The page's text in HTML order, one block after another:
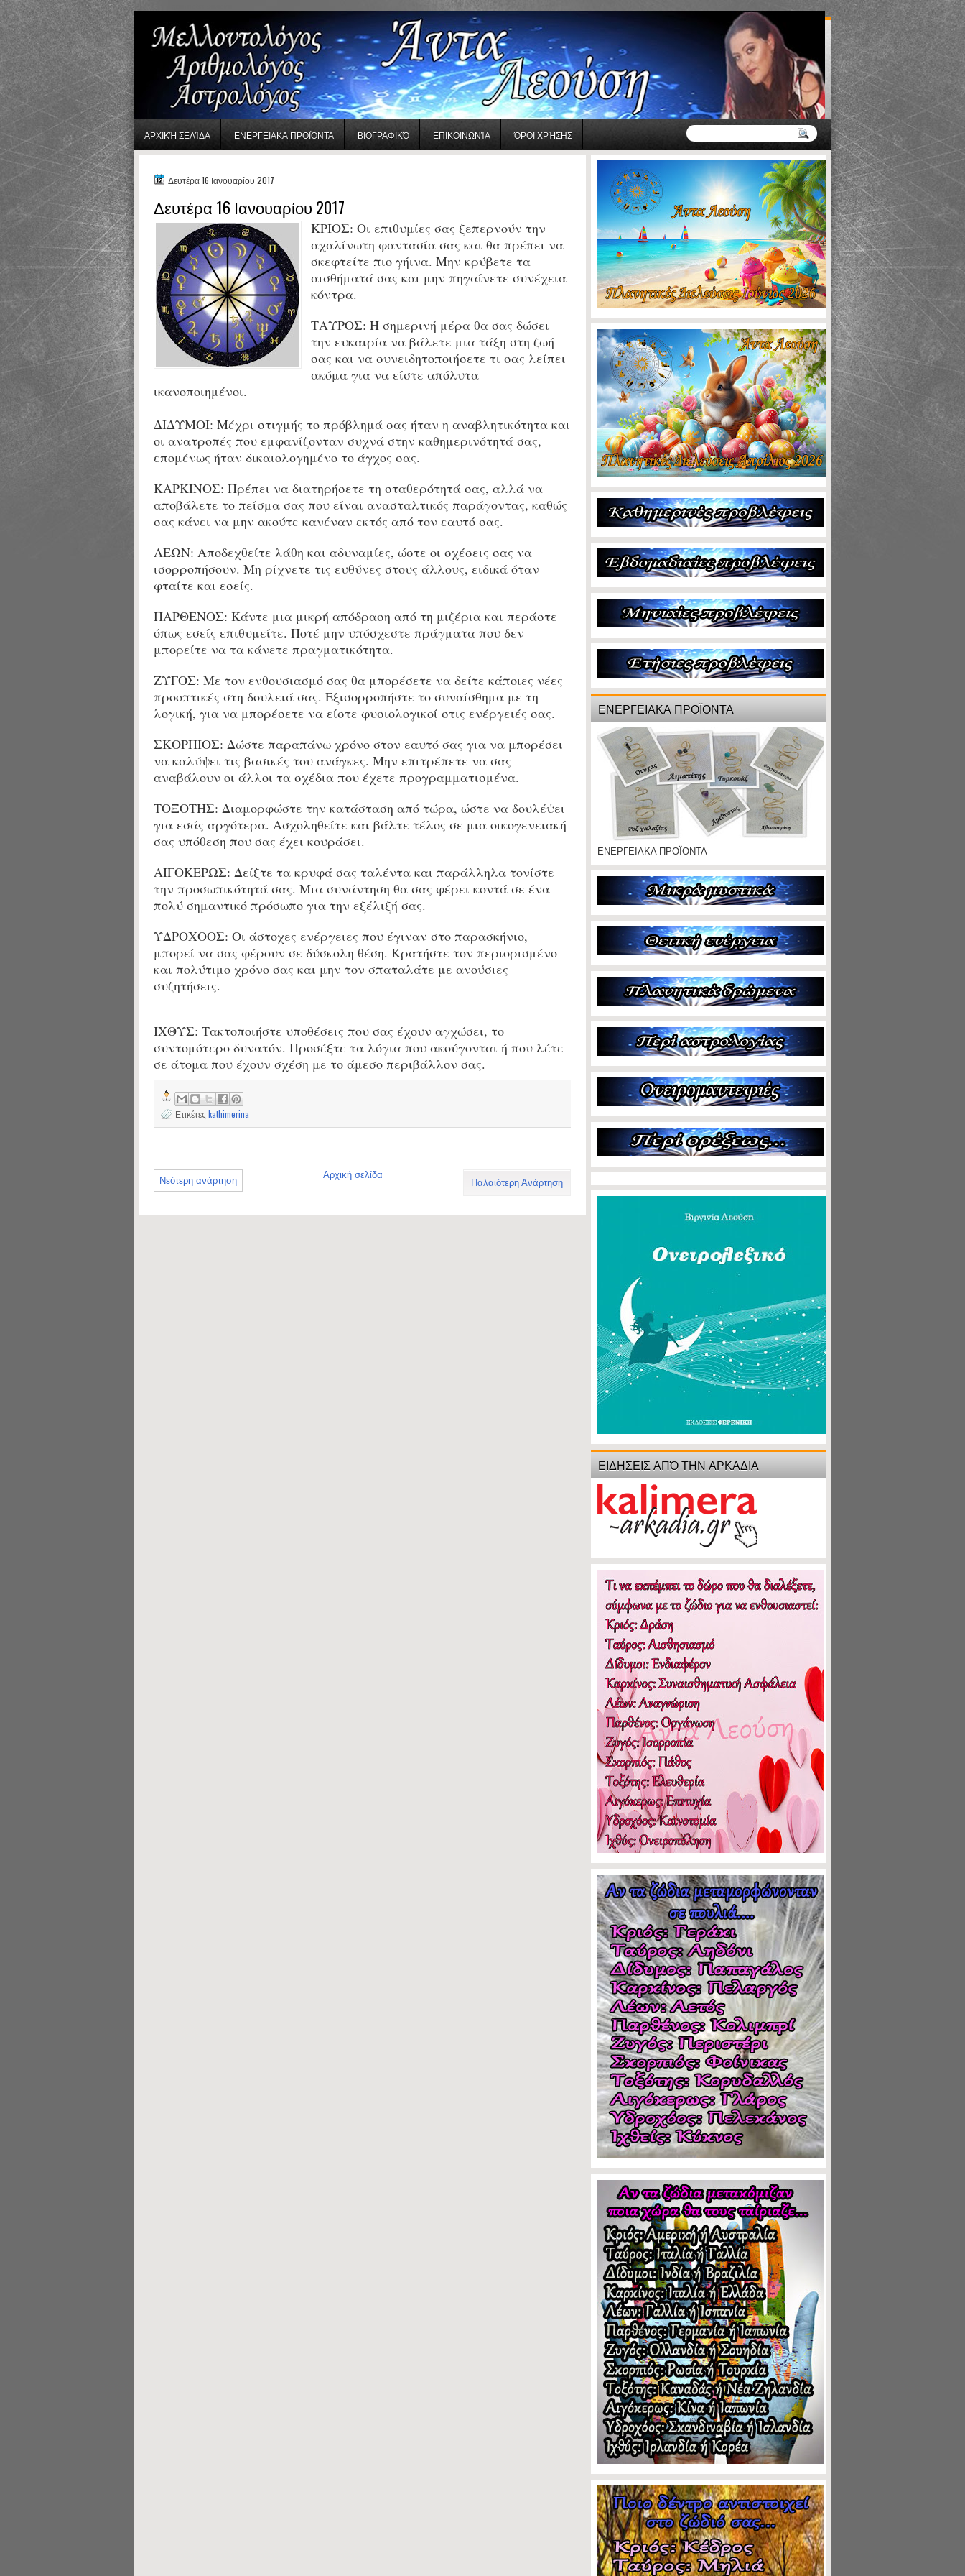
ΑΡΧΙΚΉ ΣΕΛΊΔΑ ΕΝΕΡΓΕΙΑΚΑ ΠΡΟΪΟΝΤΑ ΒΙΟΓΡΑΦΙΚΌ ΕΠΙΚΟΙΝΩΝΊΑ ΌΡΟΙ ΧΡΉΣΗΣ
Δευτέρα 16 Ιανουαρίου 2017
Δευτέρα 16 Ιανουαρίου 2017
ΚΡΙΟΣ: Οι επιθυμίες σας ξεπερνούν την
αχαλίνωτη φαντασία σας και θα πρέπει να
σκεφτείτε πιο γήινα. Μην κρύβετε τα
αισθήματά σας και μην πηγαίνετε συνέχεια
κόντρα.
ΤΑΥΡΟΣ: Η σημερινή μέρα θα σας δώσει
την ευκαιρία να βάλετε μια τάξη στη ζωή
σας και να συνειδητοποιήσετε τι σας λείπει
ακόμα για να είστε απόλυτα
ικανοποιημένοι.
ΔΙΔΥΜΟΙ: Μέχρι στιγμής το πρόβλημά σας ήταν η αναβλητικότητα και
οι ανατροπές που εμφανίζονταν συχνά στην καθημερινότητά σας,
επομένως ήταν δικαιολογημένο το άγχος σας.
ΚΑΡΚΙΝΟΣ: Πρέπει να διατηρήσετε τη σταθερότητά σας, αλλά να
αποβάλετε το πείσμα σας που είναι ανασταλτικός παράγοντας, καθώς
σας κάνει να μην ακούτε κανέναν εκτός από τον εαυτό σας.
ΛΕΩΝ: Αποδεχθείτε λάθη και αδυναμίες, ώστε οι σχέσεις σας να
ισορροπήσουν. Μη ρίχνετε τις ευθύνες στους άλλους, ειδικά όταν
φταίτε και εσείς.
ΠΑΡΘΕΝΟΣ: Κάντε μια μικρή απόδραση από τη μιζέρια και περάστε
όπως εσείς επιθυμείτε. Ποτέ μην υπόσχεστε πράγματα που δεν
μπορείτε να τα κάνετε πραγματικότητα.
ΖΥΓΟΣ: Με τον ενθουσιασμό σας θα μπορέσετε να δείτε κάποιες νέες
προοπτικές στη δουλειά σας. Εξισορροπήστε το συναίσθημα με τη
λογική, για να μπορέσετε να είστε φυσιολογικοί στις ενέργειές σας.
ΣΚΟΡΠΙΟΣ: Δώστε παραπάνω χρόνο στον εαυτό σας για να μπορέσει
να καλύψει τις βασικές του ανάγκες. Μην επιτρέπετε να σας
αναβάλουν οι άλλοι τα σχέδια που έχετε προγραμματισμένα.
ΤΟΞΟΤΗΣ: Διαμορφώστε την κατάσταση από τώρα, ώστε να δουλέψει
για εσάς αργότερα. Ασχοληθείτε και βάλτε τέλος σε μια οικογενειακή
σας υπόθεση που σας έχει κουράσει.
ΑΙΓΟΚΕΡΩΣ: Δείξτε τα κρυφά σας ταλέντα και παράλληλα τονίστε
την προσωπικότητά σας. Μια συνάντηση θα σας φέρει κοντά σε ένα
πολύ σημαντικό πρόσωπο για την εξέλιξή σας.
ΥΔΡΟΧΟΟΣ: Οι άστοχες ενέργειες που έγιναν στο παρασκήνιο,
μπορεί να σας φέρουν σε δύσκολη θέση. Κρατήστε τον περιορισμένο
και πολύτιμο χρόνο σας και μην τον σπαταλάτε με ανούσιες
συζητήσεις.
ΙΧΘΥΣ: Τακτοποιήστε υποθέσεις που σας έχουν αγχώσει, το
συντομότερο δυνατόν. Προσέξτε τα λόγια που ακούγονται ή που λέτε
σε άτομα που έχουν σχέση με το άμεσο περιβάλλον σας.
Ετικέτες kathimerina
Νεότερη ανάρτηση Παλαιότερη Ανάρτηση
Αρχική σελίδα
ΕΝΕΡΓΕΙΑΚΑ ΠΡΟΪΟΝΤΑ
ΕΝΕΡΓΕΙΑΚΑ ΠΡΟΪΟΝΤΑ
ΕΙΔΗΣΕΙΣ ΑΠΌ ΤΗΝ ΑΡΚΑΔΙΑ